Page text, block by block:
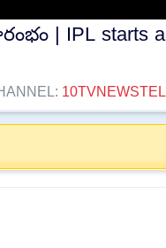
| IPL starts